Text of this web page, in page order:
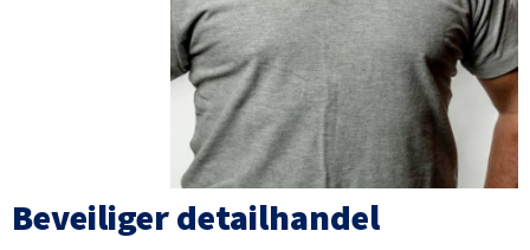
Beveiliger detailhandel